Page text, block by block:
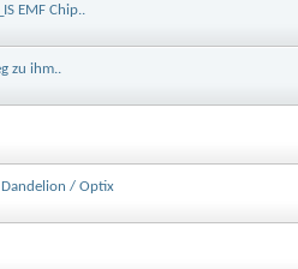
EMF Chip..
zu ihm..
Dandelion / Optix